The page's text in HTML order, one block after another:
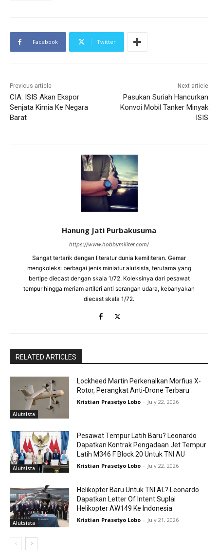
Facebook Twitter
Previous article
CIA: ISIS Akan Ekspor
Senjata Kimia Ke Negara
Barat
Next article
Pasukan Suriah Hancurkan
Konvoi Mobil Tanker Minyak
ISIS
Hanung Jati Purbakusuma
https://www.hobbymiliter.com/
Sangat tertarik dengan literatur dunia kemiliteran. Gemar
mengkoleksi berbagai jenis miniatur alutsista, terutama yang
bertipe diecast dengan skala 1/72. Koleksinya dari pesawat
tempur hingga meriam artileri anti serangan udara, kebanyakan
diecast skala 1/72.
RELATED ARTICLES
Alutsista
Lockheed Martin Perkenalkan Morfius X-
Rotor, Perangkat Anti-Drone Terbaru
Kristian Prasetyo Lobo - July 22, 2026
Alutsista
Pesawat Tempur Latih Baru? Leonardo
Dapatkan Kontrak Pengadaan Jet Tempur
Latih M346 F Block 20 Untuk TNI AU
Kristian Prasetyo Lobo - July 22, 2026
Alutsista
Helikopter Baru Untuk TNI AL? Leonardo
Dapatkan Letter Of Intent Suplai
Helikopter AW149 Ke Indonesia
Kristian Prasetyo Lobo - July 21, 2026